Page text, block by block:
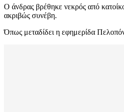
Ο άνδρας βρέθηκε νεκρός από
ακριβώς συνέβη.
Όπως μεταδίδει η εφημερίδα